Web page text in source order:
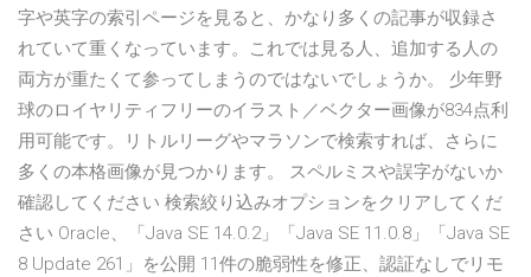
字や英字の索引ページを見ると、かなり多くの記事が収録さ
れていて重くなっています。これでは見る人、追加する人の
両方が重たくて参ってしまうのではないでしょうか。 少年野
球のロイヤリティフリーのイラスト／ベクター画像が834点利
用可能です。リトルリーグやマラソンで検索すれば、さらに
多くの本格画像が見つかります。 スペルミスや誤字がないか
確認してください 検索絞り込みオプションをクリアしてくだ
さい Oracle、「Java SE 14.0.2」「Java SE 11.0.8」「Java SE
8 Update 261」を公開 11件の脆弱性を修正、認証なしでリモ